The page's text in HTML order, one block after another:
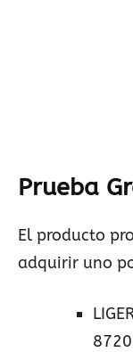
Prueba
El producto
adquirir uno